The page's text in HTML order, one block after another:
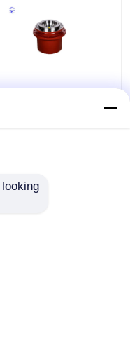
ciężkich maszyn
Skontaktuj się z